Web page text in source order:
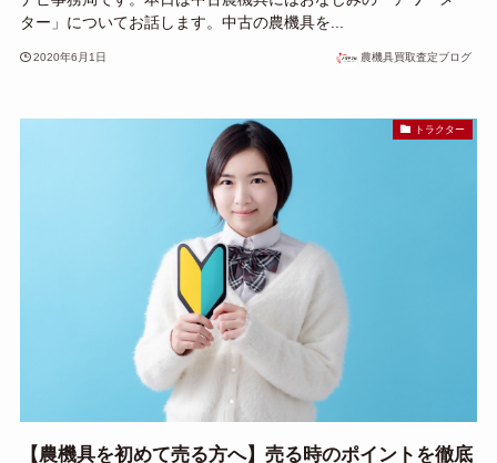
ター」についてお話します。中古の農機具を...
2020年6月1日 農機具買取査定ブログ
トラクター
【農機具を初めて売る方へ】売る時のポイントを徹底